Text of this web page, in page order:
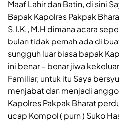
Maaf Lahir dan Batin, di sini
Bapak Kapolres Pakpak
S.I.K., M.H dimana acara
bulan tidak pernah ada di
sungguh luar biasa bapak
ini benar – benar jiwa
Familiar, untuk itu Saya
menjabat dan menjadi
Kapolres Pakpak Bharat
ucap Kompol ( purn ) Suko